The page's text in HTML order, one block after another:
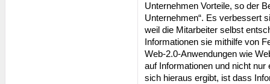
Unternehmen Vorteile, so der
Unternehmen“. Es verbessert
weil die Mitarbeiter selbst
Informationen sie mithilfe von
Web-2.0-Anwendungen wie
auf Informationen und nicht nur
sich hieraus ergibt, ist dass